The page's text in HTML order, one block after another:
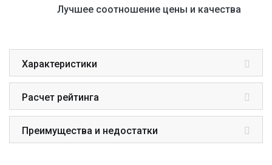
Лучшее соотношение цены и качества
Характеристики
Расчет рейтинга
Преимущества и недостатки